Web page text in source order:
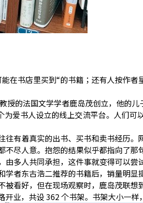
在书店里买到“的书籍；还有人按作
授的法国文学学者鹿岛茂创立，他的儿
为爱书人设立的线上交流平台。人们
有着真实的出书、买书和卖书经历
尽人意。 抱怨的结果似乎都指向了那
多人共同承担，这件事就变得可以尝
者东古浩二推荐的书籍后，销量明显
看好，但在现场观察时，鹿岛茂联
开业，共设 362 个书架。书架大小一